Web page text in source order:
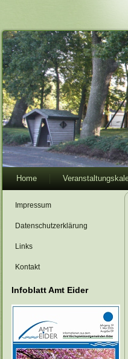
Home
Impressum
Datenschutzerklärung
Links
Kontakt
Infoblatt Amt Eider